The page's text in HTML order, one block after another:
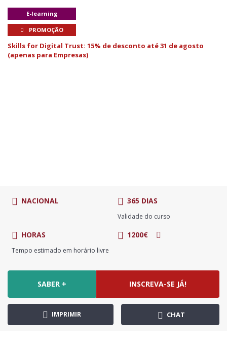
E-learning
PROMOÇÃO
Skills for Digital Trust: 15% de desconto até 31 de agosto
(apenas para Empresas)
NACIONAL 365 DIAS
Validade do curso
HORAS
Tempo estimado em horário livre
1200€
SABER + INSCREVA-SE JÁ!
IMPRIMIR CHAT